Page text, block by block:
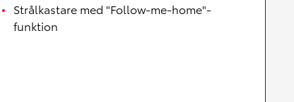
Strålkastare med "Follow-me-home"-
funktion